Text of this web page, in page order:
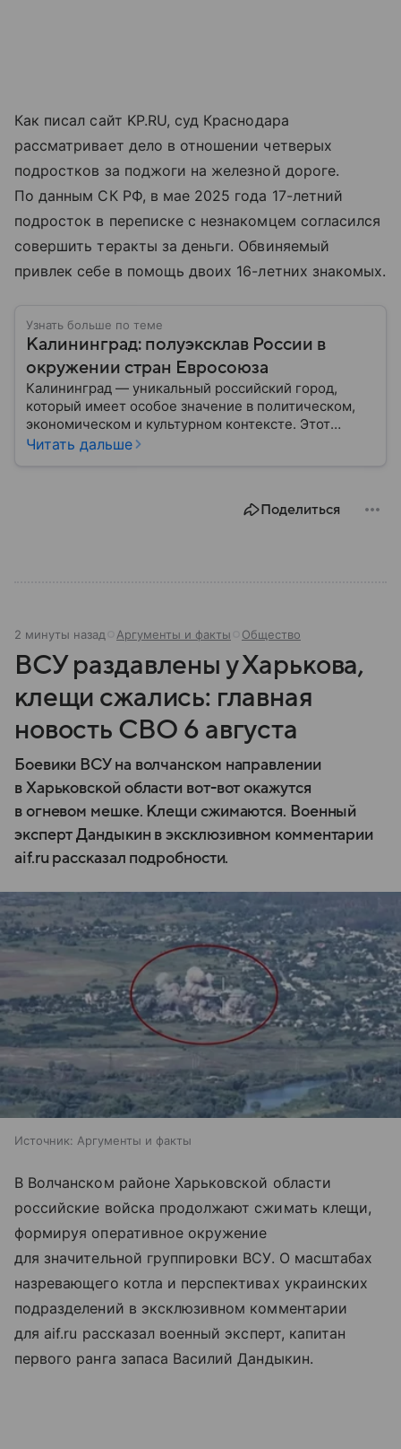
Как писал сайт KP.RU, суд Краснодара
рассматривает дело в отношении четверых
подростков за поджоги на железной дороге.
По данным СК РФ, в мае 2025 года 17-летний
подросток в переписке с незнакомцем согласился
совершить теракты за деньги. Обвиняемый
привлек себе в помощь двоих 16-летних знакомых.
Узнать больше по теме
Калининград: полуэксклав России в
окружении стран Евросоюза
Калининград — уникальный российский город,
который имеет особое значение в политическом,
экономическом и культурном контексте. Этот
город, расположенный в самом сердце Европы,
Читать дальше
Поделиться
2 минуты назад Аргументы и факты Общество
ВСУ раздавлены у Харькова,
клещи сжались: главная
новость СВО 6 августа
Боевики ВСУ на волчанском направлении
в Харьковской области вот-вот окажутся
в огневом мешке. Клещи сжимаются. Военный
эксперт Дандыкин в эксклюзивном комментарии
aif.ru рассказал подробности.
Источник: Аргументы и факты
В Волчанском районе Харьковской области
российские войска продолжают сжимать клещи,
формируя оперативное окружение
для значительной группировки ВСУ. О масштабах
назревающего котла и перспективах украинских
подразделений в эксклюзивном комментарии
для aif.ru рассказал военный эксперт, капитан
первого ранга запаса Василий Дандыкин.